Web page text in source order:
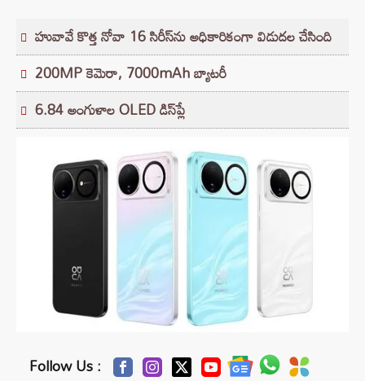
హువావే కొత్త నోవా 16 సిరీస్‌ను అధికారికంగా విడుదల చేసింది
200MP కెమెరా, 7000mAh బ్యాటరీ
6.84 అంగుళాల OLED డిస్‌ప్లే
Follow Us :